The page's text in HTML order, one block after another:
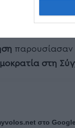
παρουσίασαν
στη
στο Google